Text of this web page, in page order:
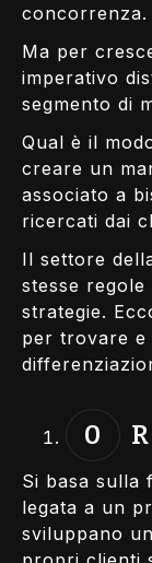
concorrenza.
Ma per
imperativo
segmento di
Qual è il
creare un
associato a
ricercati dai
Il settore
stesse
strategie.
per trovare e
Si basa sulla
legata a un
sviluppano